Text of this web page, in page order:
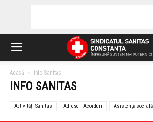
Acasă Info Sanitas
INFO SANITAS
Activități Sanitas Adrese - Acorduri Asistență socială